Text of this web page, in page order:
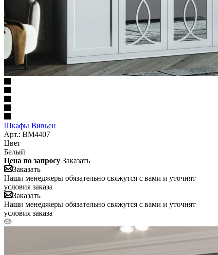
Шкафы Вивьен
Арт.: BM4407
Цвет
Белый
Цена по запросу Заказать
Заказать
Наши менеджеры обязательно свяжутся с вами и уточнят
условия заказа
Заказать
Наши менеджеры обязательно свяжутся с вами и уточнят
условия заказа